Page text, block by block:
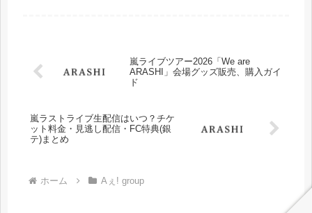
嵐ライブツアー2026「We are
ARASHI」会場グッズ販売、購入ガイ
ド
嵐ラストライブ生配信はいつ？チケ
ット料金・見逃し配信・FC特典(銀
テ)まとめ
ホーム Aぇ! group